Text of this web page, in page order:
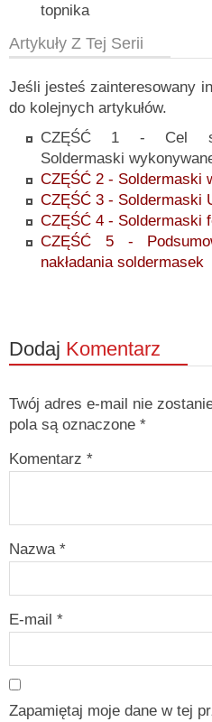
topnika
Artykuły Z Tej Serii
Jeśli jesteś zainteresowany
do kolejnych artykułów.
CZĘŚĆ 1 - Cel
Soldermaski
CZĘŚĆ 2 - Soldermaski
CZĘŚĆ 3 - Soldermaski
CZĘŚĆ 4 - Soldermaski
CZĘŚĆ 5 -
nakładania soldermasek
Dodaj Komentarz
Twój adres e-mail nie
pola są oznaczone *
Komentarz *
Nazwa *
E-mail *
Zapamiętaj moje dane w tej